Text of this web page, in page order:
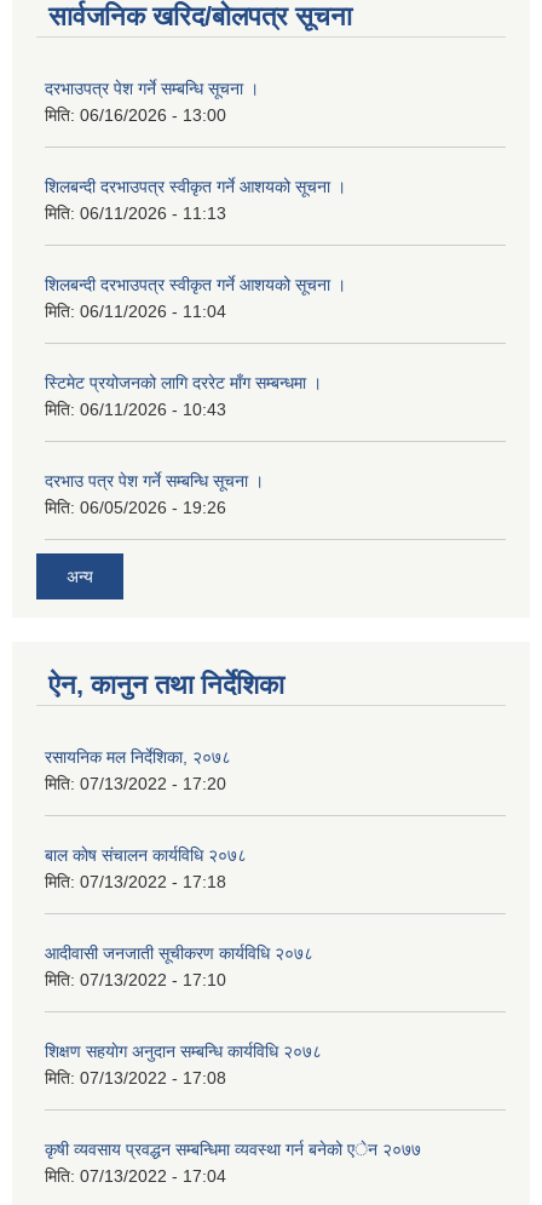
सार्वजनिक खरिद/बोलपत्र सूचना
दरभाउपत्र पेश गर्ने सम्बन्धि सूचना ।
मिति: 06/16/2026 - 13:00
शिलबन्दी दरभाउपत्र स्वीकृत गर्ने आशयको सूचना ।
मिति: 06/11/2026 - 11:13
शिलबन्दी दरभाउपत्र स्वीकृत गर्ने आशयको सूचना ।
मिति: 06/11/2026 - 11:04
स्टिमेट प्रयोजनको लागि दररेट माँग सम्बन्धमा ।
मिति: 06/11/2026 - 10:43
दरभाउ पत्र पेश गर्ने सम्बन्धि सूचना ।
मिति: 06/05/2026 - 19:26
अन्य
ऐन, कानुन तथा निर्देशिका
रसायनिक मल निर्देशिका, २०७८
मिति: 07/13/2022 - 17:20
बाल काेष संचालन कार्यविधि २०७८
मिति: 07/13/2022 - 17:18
आदीवासी जनजाती सूचीकरण कार्यविधि २०७८
मिति: 07/13/2022 - 17:10
शिक्षण सहयाेग अनुदान सम्बन्धि कार्यविधि २०७८
मिति: 07/13/2022 - 17:08
कृषी व्यवसाय प्रवद्धन सम्बन्धिमा व्यवस्था गर्न बनेको एेन २०७७
मिति: 07/13/2022 - 17:04